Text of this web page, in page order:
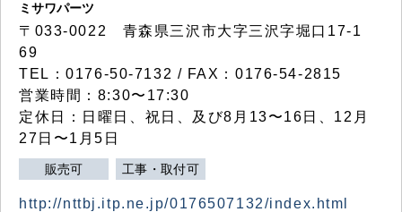
ミサワパーツ
〒033-0022 青森県三沢市大字三沢字堀口17-1
69
TEL：0176-50-7132 / FAX：0176-54-2815
営業時間：8:30〜17:30
定休日：日曜日、祝日、及び8月13〜16日、12月
27日〜1月5日
販売可 工事・取付可
http://nttbj.itp.ne.jp/0176507132/index.html